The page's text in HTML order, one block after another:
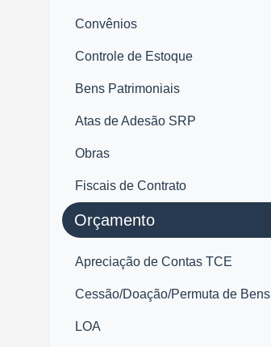
Convênios
Controle de Estoque
Bens Patrimoniais
Atas de Adesão SRP
Obras
Fiscais de Contrato
Orçamento
Apreciação de Contas TCE
Cessão/Doação/Permuta de Bens
LOA